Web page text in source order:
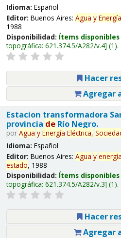
Idioma: Español
Editor: Buenos Aires: Agua y Energía
1988
Disponibilidad: Ítems
topográfica: 621.374.5/A282/v.4 (1).
Hacer
Agregar
Estacion transformadora
provincia deRío Negro.
por Agua y Energía Eléctrica,
Idioma: Español
Editor: Buenos Aires: Agua y energía
estado, 1988
Disponibilidad: Ítems
topográfica: 621.374.5/A282/v.3 (1).
Hacer
Agregar